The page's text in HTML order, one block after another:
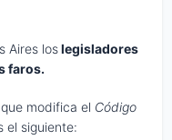
Aires loslegisladores
faros.
modifica el Código
el siguiente: